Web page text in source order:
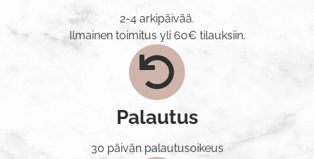
2-4 arkipäivää.
Ilmainen toimitus yli 60€ tilauksiin.
Palautus
30 päivän palautusoikeus